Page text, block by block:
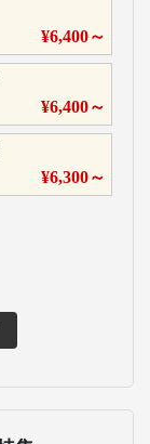
¥6,400～
¥6,400～
¥6,300～